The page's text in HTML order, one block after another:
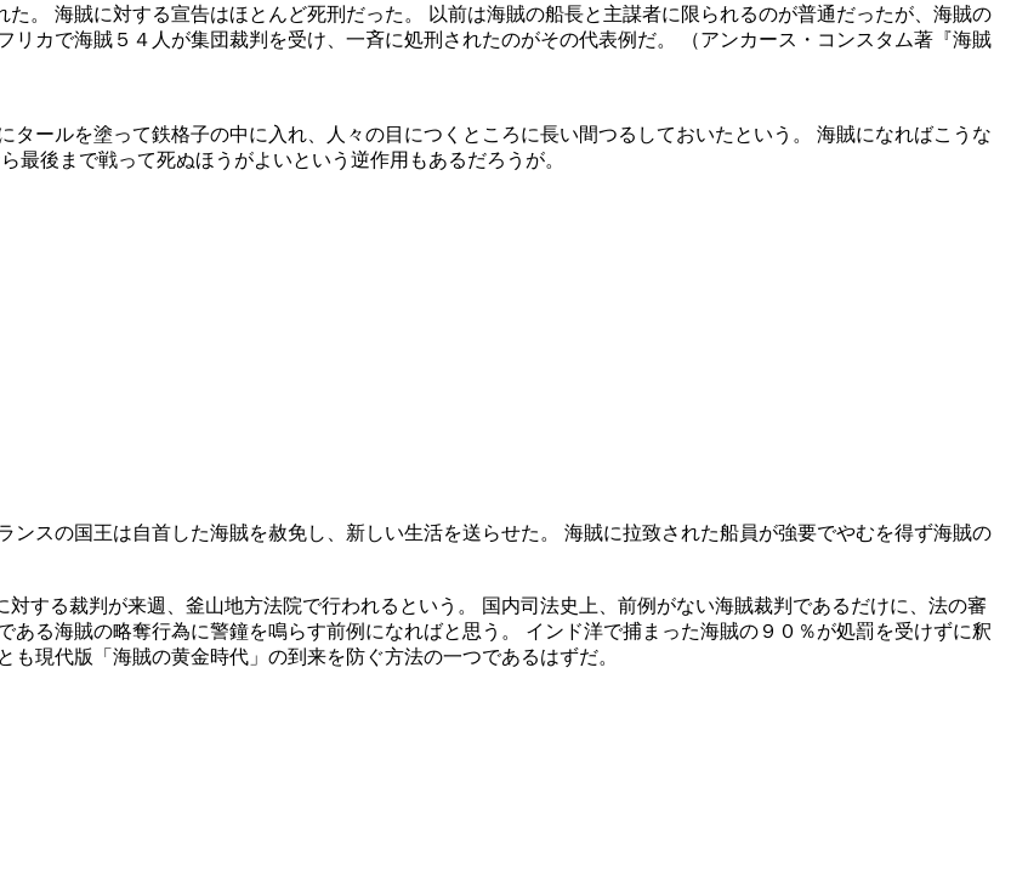
。 海賊に対する宣告はほとんど死刑だった。 以前は海賊の船長と主謀者に限られるのが普通だったが、海賊の
カで海賊５４人が集団裁判を受け、一斉に処刑されたのがその代表例だ。 （アンカース・コンスタム著『海賊
ールを塗って鉄格子の中に入れ、人々の目につくところに長い間つるしておいたという。 海賊になればこうな
最後まで戦って死ぬほうがよいという逆作用もあるだろうが。
スの国王は自首した海賊を赦免し、新しい生活を送らせた。 海賊に拉致された船員が強要でやむを得ず海賊の
する裁判が来週、釜山地方法院で行われるという。 国内司法史上、前例がない海賊裁判であるだけに、法の審
る海賊の略奪行為に警鐘を鳴らす前例になればと思う。 インド洋で捕まった海賊の９０％が処罰を受けずに釈
現代版「海賊の黄金時代」の到来を防ぐ方法の一つであるはずだ。